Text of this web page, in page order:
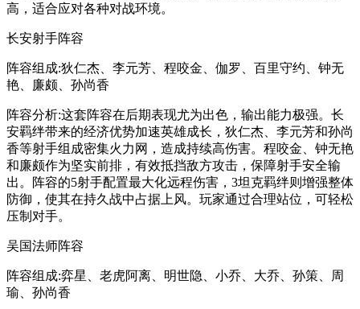
高，适合应对各种对战环境。
长安射手阵容
阵容组成:狄仁杰、李元芳、程咬金、伽罗、百里守约、钟无
艳、廉颇、孙尚香
阵容分析:这套阵容在后期表现尤为出色，输出能力极强。长
安羁绊带来的经济优势加速英雄成长，狄仁杰、李元芳和孙尚
香等射手组成密集火力网，造成持续高伤害。程咬金、钟无艳
和廉颇作为坚实前排，有效抵挡敌方攻击，保障射手安全输
出。阵容的5射手配置最大化远程伤害，3坦克羁绊则增强整体
防御，使其在持久战中占据上风。玩家通过合理站位，可轻松
压制对手。
吴国法师阵容
阵容组成:弈星、老虎阿离、明世隐、小乔、大乔、孙策、周
瑜、孙尚香